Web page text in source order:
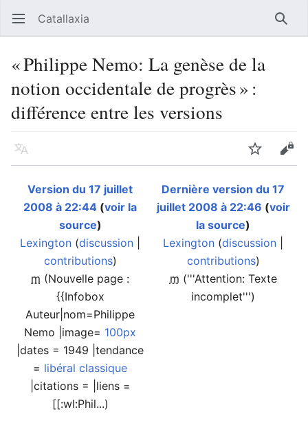
Ouvrir le menu principal Catallaxia
« Philippe Nemo: La genèse de la
notion occidentale de progrès » :
différence entre les versions
Langue Suivre
Version du 17 juillet
2008 à 22:44 (voir la
source)
Lexington (discussion
contributions)
m (Nouvelle page :
{{Infobox
Auteur|nom=Philippe
Nemo |image= 100px
|dates = 1949 |tendance
= libéral classique
|citations = |liens =
[[:wl:Phil...)
Dernière version du 17
juillet 2008 à 22:46 (voir
la source)
Lexington (discussion
contributions)
m ('''Attention: Texte
incomplet''')